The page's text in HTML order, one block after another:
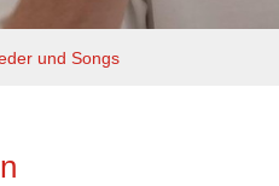
und Songs